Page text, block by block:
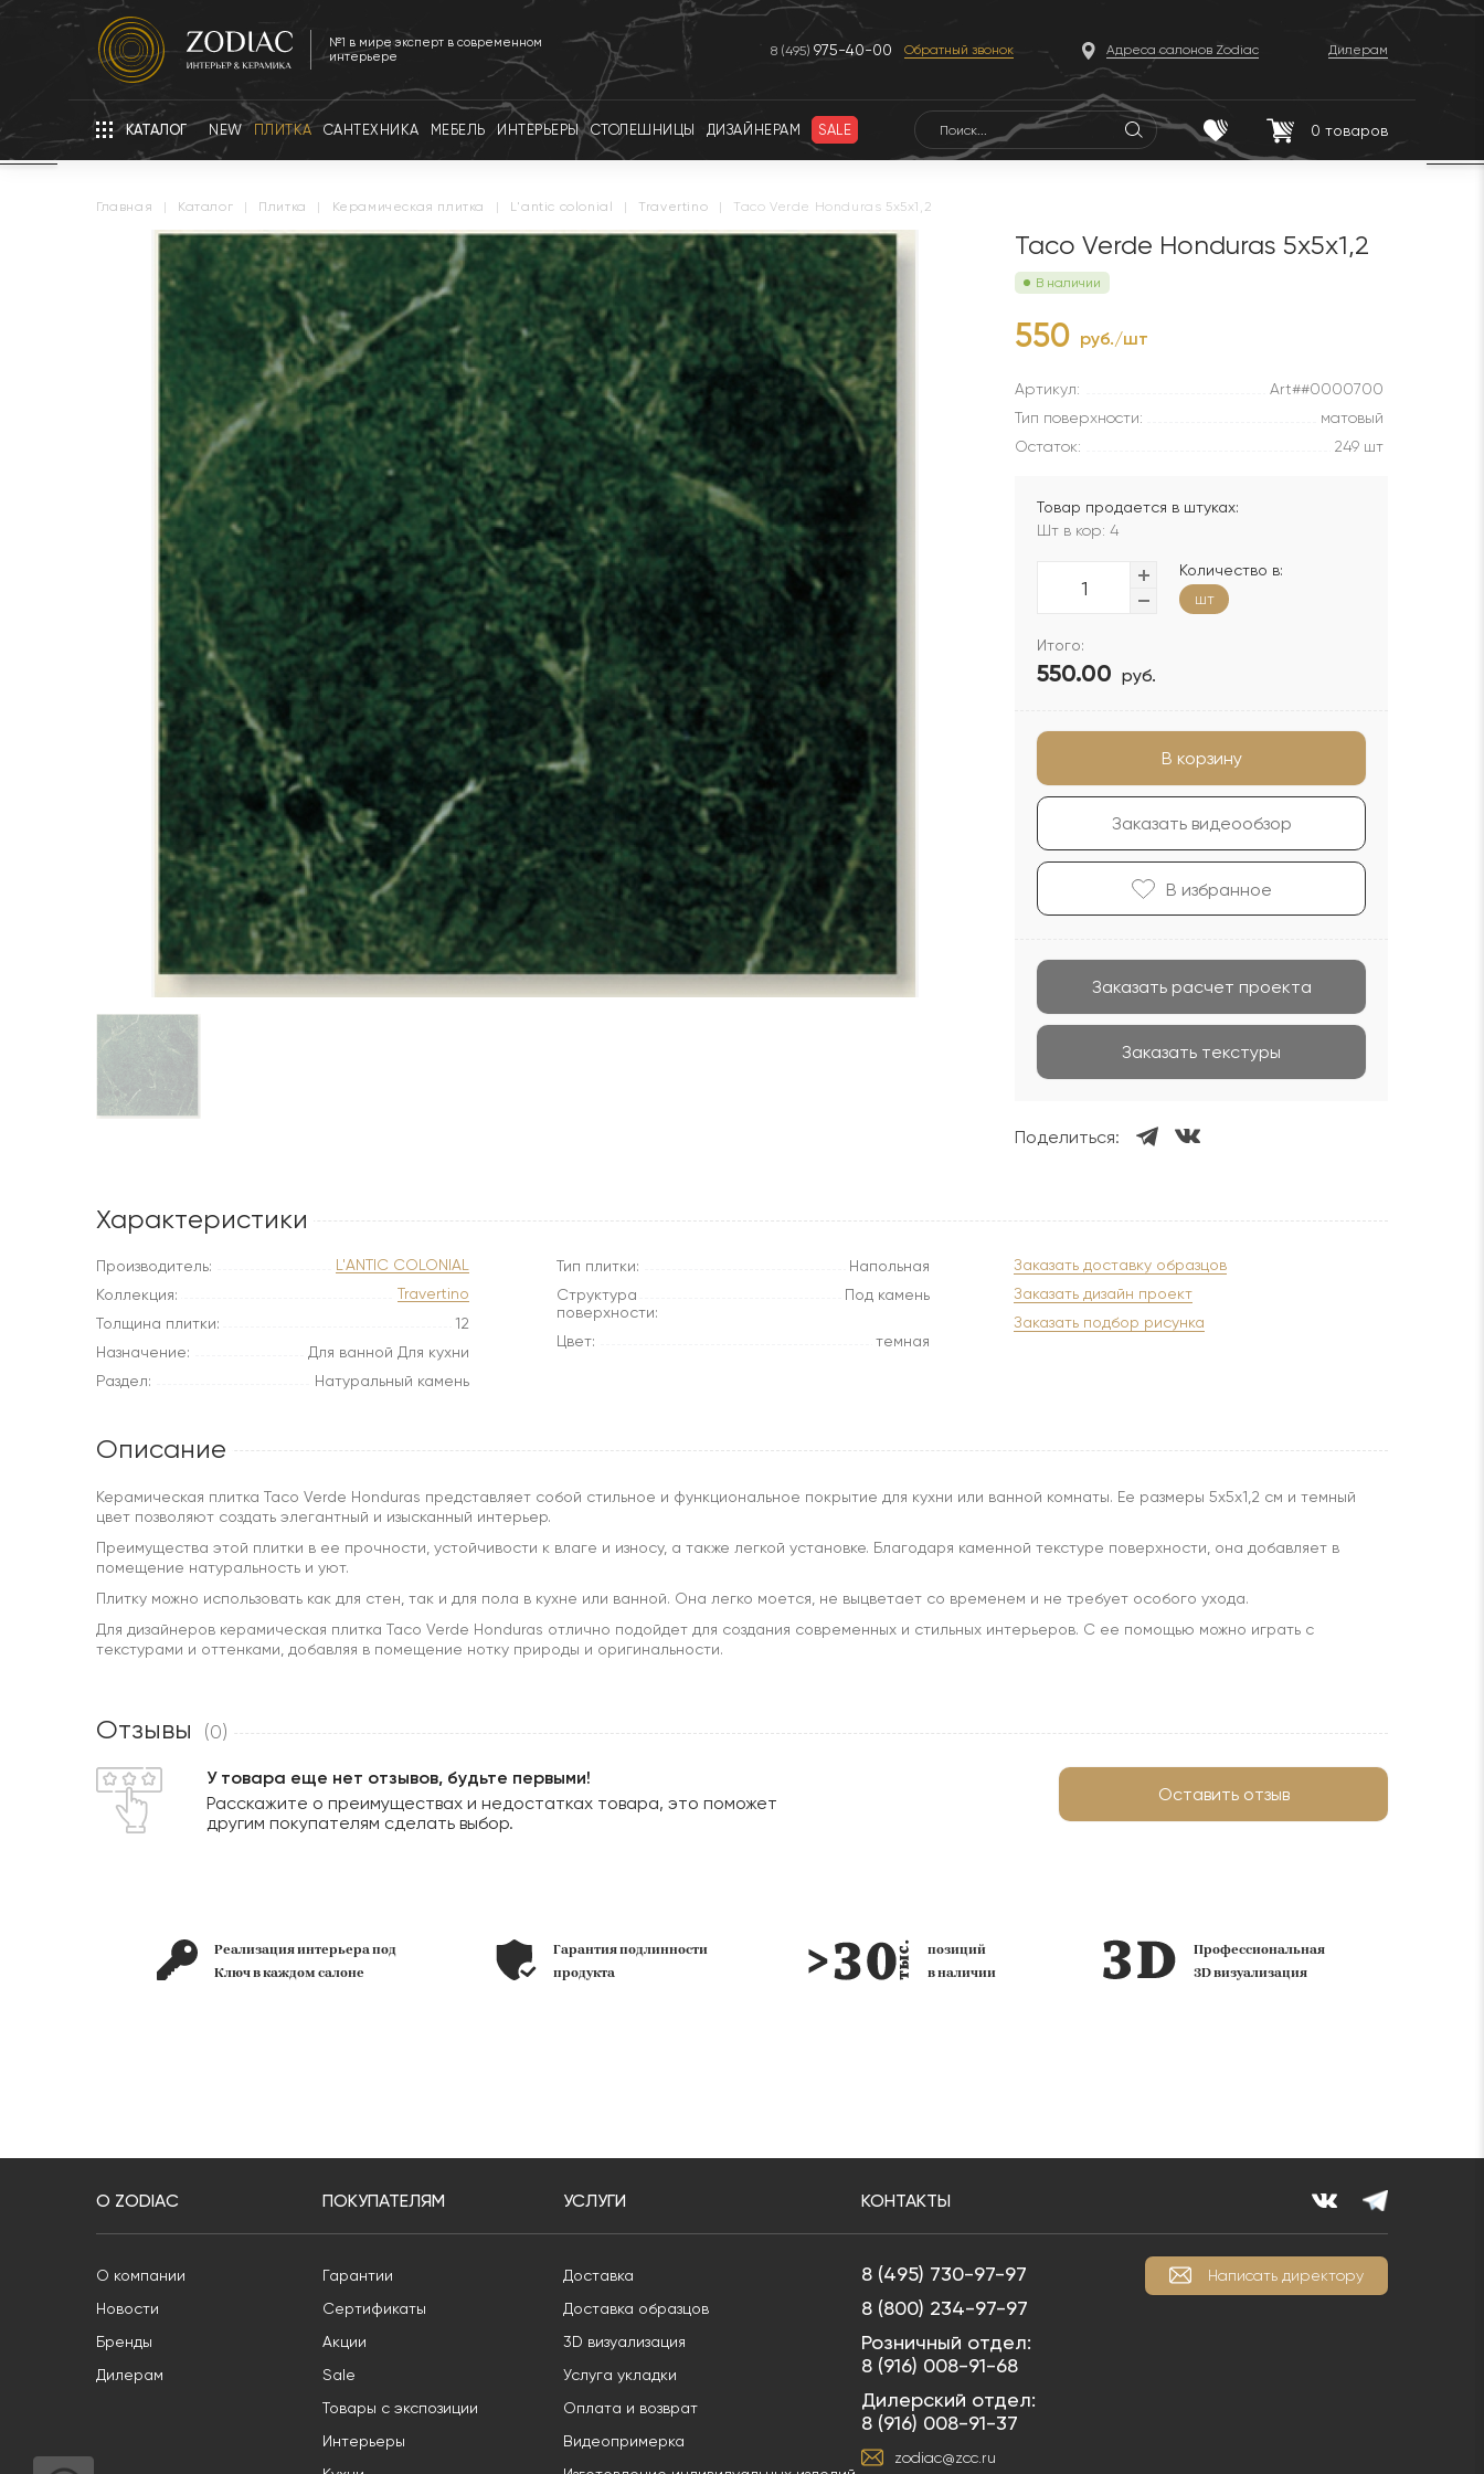
№1 в мире эксперт в современном
интерьере
8 (495) 975-40-00 Обратный звонок Адреса салонов Zodiac Дилерам
КАТАЛОГ NEW ПЛИТКА САНТЕХНИКА МЕБЕЛЬ ИНТЕРЬЕРЫ СТОЛЕШНИЦЫ ДИЗАЙНЕРАМ SALE 0 товаров
главная | каталог | плитка | керамическая плитка | l'antic colonial | travertino | Taco Verde Honduras 5x5x1,2
Taco Verde Honduras 5x5x1,2
В наличии
550 руб./шт
Артикул:
Art##0000700
Тип поверхности:
матовый
Остаток:
249 шт
Товар продается в штуках:
Шт в кор: 4
Количество в:
шт
Итого:
550.00 руб.
В корзину
Заказать видеообзор
В избранноe
Заказать расчет проекта
Заказать текстуры
Поделиться:
Характеристики
Производитель:
L'ANTIC COLONIAL
Коллекция:
Travertino
Толщина плитки:
12
Назначение:
Для ванной Для кухни
Раздел:
Натуральный камень
Тип плитки:
Напольная
Структура
поверхности:
Под камень
Цвет: темная
Заказать доставку образцов
Заказать дизайн проект
Заказать подбор рисунка
Описание
Керамическая плитка Taco Verde Honduras представляет собой стильное и функциональное покрытие для кухни или ванной комнаты. Ее размеры 5x5x1,2 см и темный
цвет позволяют создать элегантный и изысканный интерьер.
Преимущества этой плитки в ее прочности, устойчивости к влаге и износу, а также легкой установке. Благодаря каменной текстуре поверхности, она добавляет в
помещение натуральность и уют.
Плитку можно использовать как для стен, так и для пола в кухне или ванной. Она легко моется, не выцветает со временем и не требует особого ухода.
Для дизайнеров керамическая плитка Taco Verde Honduras отлично подойдет для создания современных и стильных интерьеров. С ее помощью можно играть с
текстурами и оттенками, добавляя в помещение нотку природы и оригинальности.
Отзывы (0)
У товара еще нет отзывов, будьте первыми!
Расскажите о преимуществах и недостатках товара, это поможет
другим покупателям сделать выбор.
Оставить отзыв
Гарантия подлинности
продукта
позиций
в наличии
Профессиональная
3D визуализация
фирменных
салона
О ZODIAC ПОКУПАТЕЛЯМ УСЛУГИ КОНТАКТЫ
О компании
Новости
Бренды
Дилерам
Гарантии
Сертификаты
Акции
Sale
Товары с экспозиции
Интерьеры
Доставка
Доставка образцов
3D визуализация
Услуга укладки
Оплата и возврат
Видеопримерка
8 (495) 730-97-97
8 (800) 234-97-97
Розничный отдел:
8 (916) 008-91-68
Дилерский отдел:
8 (916) 008-91-37
zodiac@zcc.ru
Написать директору